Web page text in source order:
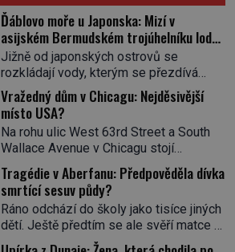
Ďáblovo moře u Japonska: Mizí v
asijském Bermudském trojúhelníku lodě
ve spárech neznámé síly?
Jižně od japonských ostrovů se
rozkládají vody, kterým se přezdívá
Ďáblovo moře. Vypráví se o lodích
mizejících beze stopy, podivných
světlech, zrádných proudech i mořských
dracích, kteří měli tyto končiny střežit už
v dávných legendách. Je tichomořský
Dračí trojúhelník skutečně prokletým
místem, nebo se zde jen nebezpečná
příroda proměnila v jednu z
nejpůsobivějších námořních záhad? […]
Vražedný dům v Chicagu: Nejděsivější
místo USA?
Na rohu ulic West 63rd Street a South
Wallace Avenue v Chicagu stojí
nenápadná pošta. Nemá žádný speciální
nápis ani pamětní desku. A přesto prý
místní zaměstnanci neradi chodí do
sklepa. Právě tady totiž sídlil sériový
vrah H. H. Holmes a také
nejpropracovanější past na lidi
Tragédie v Aberfanu: Předpověděla dívka
smrtící sesuv půdy?
Ráno odchází do školy jako tisíce jiných
dětí. Ještě předtím se ale svěří matce s
podivným snem. Ve škole, kterou dobře